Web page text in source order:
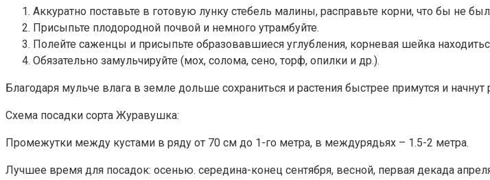
Аккуратно поставьте в готовую лунку стебель малины, расправьте корни, что бы не
Присыпьте плодородной почвой и немного утрамбуйте.
Полейте саженцы и присыпьте образовавшиеся углубления, корневая шейка
Обязательно замульчируйте (мох, солома, сено, торф, опилки и др.).
Благодаря мульче влага в земле дольше сохраниться и растения быстрее примутся и
Схема посадки сорта Журавушка:
Промежутки между кустами в ряду от 70 см до 1-го метра, в междурядьях – 1.5-2 метра.
Лучшее время для посадок: осенью. середина-конец сентября, весной, первая декада